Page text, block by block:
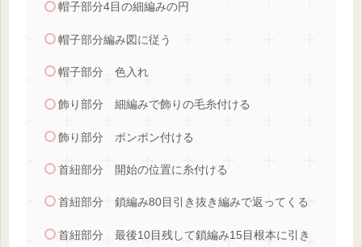
帽子部分4目の細編みの円
帽子部分編み図に従う
帽子部分 色入れ
飾り部分 細編みで飾りの毛糸付ける
飾り部分 ポンポン付ける
首紐部分 開始の位置に糸付ける
首紐部分 鎖編み80目引き抜き編みで返ってくる
首紐部分 最後10目残して鎖編み15目根本に引き